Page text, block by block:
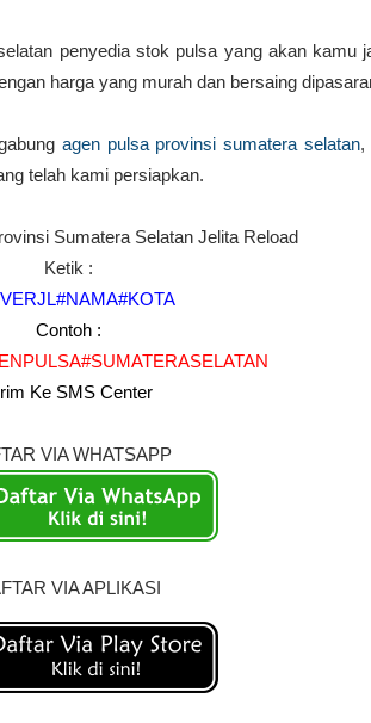
penyedia stok pulsa yang akan kamu
harga yang murah dan bersaing
agen pulsa provinsi sumatera selatan,
telah kami persiapkan.
Sumatera Selatan Jelita Reload
Ketik :
Contoh :
Ke SMS Center
VIA WHATSAPP
VIA APLIKASI